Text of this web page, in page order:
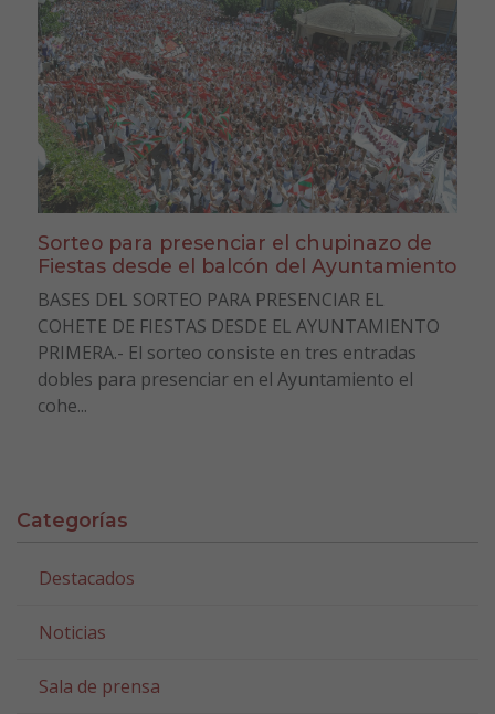
Sorteo para presenciar el chupinazo de
Fiestas desde el balcón del Ayuntamiento
BASES DEL SORTEO PARA PRESENCIAR EL
COHETE DE FIESTAS DESDE EL AYUNTAMIENTO
PRIMERA.- El sorteo consiste en tres entradas
dobles para presenciar en el Ayuntamiento el
cohe...
Categorías
Destacados
Noticias
Sala de prensa